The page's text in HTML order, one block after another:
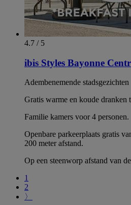
4.7 / 5
ibis Styles Bayonne
Adembenemende stadsgezichten
Gratis warme en koude dranken
Familie kamers voor 4 personen.
Openbare parkeerplaats gratis
200 meter afstand.
Op een steenworp afstand van
1
2
〉